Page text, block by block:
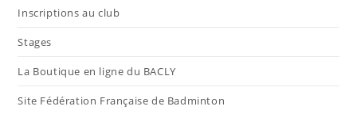
Inscriptions au club
Stages
La Boutique en ligne du BACLY
Site Fédération Française de Badminton